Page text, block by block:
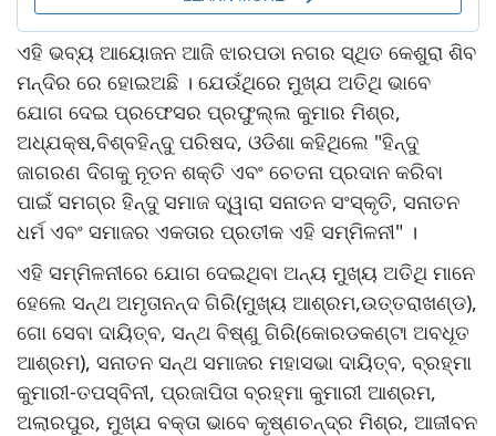
ଏହି ଭବ୍ୟ ଆୟୋଜନ ଆଜି ଝାରପଡା ନଗର ସ୍ଥିତ କେଶୁରା ଶିବ
ମନ୍ଦିର ରେ ହୋଇଅଛି । ଯେଉଁଥିରେ ମୁଖ୍ଯ ଅତିଥି ଭାବେ
ଯୋଗ ଦେଇ ପ୍ରଫେସର ପ୍ରଫୁଲ୍ଲ କୁମାର ମିଶ୍ର,
ଅଧ୍ଯକ୍ଷ,ବିଶ୍ବହିନ୍ଦୁ ପରିଷଦ, ଓଡିଶା କହିଥିଲେ "ହିନ୍ଦୁ
ଜାଗରଣ ଦିଗକୁ ନୂତନ ଶକ୍ତି ଏବଂ ଚେତନା ପ୍ରଦାନ କରିବା
ପାଇଁ ସମଗ୍ର ହିନ୍ଦୁ ସମାଜ ଦ୍ୱାରା ସନାତନ ସଂସ୍କୃତି, ସନାତନ
ଧର୍ମ ଏବଂ ସମାଜର ଏକତାର ପ୍ରତୀକ ଏହି ସମ୍ମିଳନୀ" ।
ଏହି ସମ୍ମିଳନୀରେ ଯୋଗ ଦେଇଥିବା ଅନ୍ୟ ମୁଖ୍ୟ ଅତିଥି ମାନେ
ହେଲେ ସନ୍ଥ ଅମୃତାନନ୍ଦ ଗିରି(ମୁଖ୍ୟ ଆଶ୍ରମ,ଉତ୍ତରାଖଣ୍ଡ),
ଗୋ ସେବା ଦାୟିତ୍ବ, ସନ୍ଥ ବିଷ୍ଣୁ ଗିରି(କୋରଡକଣ୍ଟା ଅବଧୂତ
ଆଶ୍ରମ), ସନାତନ ସନ୍ଥ ସମାଜର ମହାସଭା ଦାୟିତ୍ବ, ବ୍ରହ୍ମା
କୁମାରୀ-ତପସ୍ବିନୀ, ପ୍ରଜାପିତା ବ୍ରହ୍ମା କୁମାରୀ ଆଶ୍ରମ,
ଅଲାରପୁର, ମୁଖ୍ଯ ବକ୍ତା ଭାବେ କୃଷ୍ଣଚନ୍ଦ୍ର ମିଶ୍ର, ଆଜୀବନ